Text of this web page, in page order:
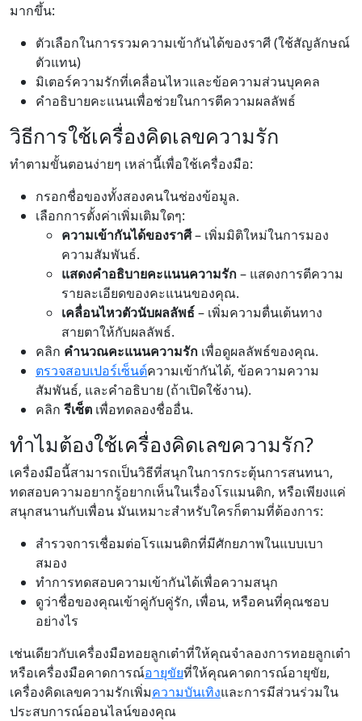
มากขึ้น:
ตัวเลือกในการรวมความเข้ากันได้ของราศี (ใช้สัญลักษณ์
ตัวแทน)
มิเตอร์ความรักที่เคลื่อนไหวและข้อความส่วนบุคคล
คำอธิบายคะแนนเพื่อช่วยในการตีความผลลัพธ์
วิธีการใช้เครื่องคิดเลขความรัก
ทำตามขั้นตอนง่ายๆ เหล่านี้เพื่อใช้เครื่องมือ:
กรอกชื่อของทั้งสองคนในช่องข้อมูล.
เลือกการตั้งค่าเพิ่มเติมใดๆ:
ความเข้ากันได้ของราศี– เพิ่มมิติใหม่ในการมอง
ความสัมพันธ์.
แสดงคำอธิบายคะแนนความรัก– แสดงการตีความ
รายละเอียดของคะแนนของคุณ.
เคลื่อนไหวตัวนับผลลัพธ์– เพิ่มความตื่นเต้นทาง
สายตาให้กับผลลัพธ์.
คลิก คำนวณคะแนนความรัก เพื่อดูผลลัพธ์ของคุณ.
ตรวจสอบเปอร์เซ็นต์ความเข้ากันได้, ข้อความความ
สัมพันธ์, และคำอธิบาย (ถ้าเปิดใช้งาน).
คลิก รีเซ็ต เพื่อทดลองชื่ออื่น.
ทำไมต้องใช้เครื่องคิดเลขความรัก?
เครื่องมือนี้สามารถเป็นวิธีที่สนุกในการกระตุ้นการสนทนา,
ทดสอบความอยากรู้อยากเห็นในเรื่องโรแมนติก, หรือเพียงแค่
สนุกสนานกับเพื่อน มันเหมาะสำหรับใครก็ตามที่ต้องการ:
สำรวจการเชื่อมต่อโรแมนติกที่มีศักยภาพในแบบเบา
สมอง
ทำการทดสอบความเข้ากันได้เพื่อความสนุก
ดูว่าชื่อของคุณเข้าคู่กับคู่รัก, เพื่อน, หรือคนที่คุณชอบ
อย่างไร
เช่นเดียวกับเครื่องมือทอยลูกเต๋าที่ให้คุณจำลองการทอยลูกเต๋า
หรือเครื่องมือคาดการณ์อายุขัยที่ให้คุณคาดการณ์อายุขัย,
เครื่องคิดเลขความรักเพิ่มความบันเทิงและการมีส่วนร่วมใน
ประสบการณ์ออนไลน์ของคุณ